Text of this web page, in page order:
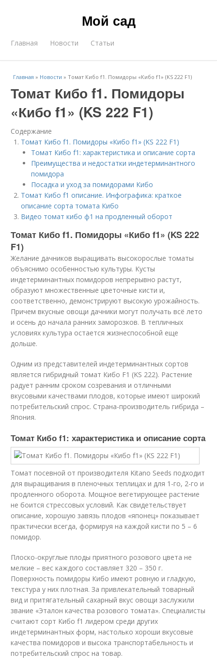
Мой сад
Главная Новости Статьи
Главная » Новости »Томат Кибо f1. Помидоры «Кибо f1» (KS 222 F1)
Томат Кибо f1. Помидоры
«Кибо f1» (KS 222 F1)
Содержание
Томат Кибо f1. Помидоры «Кибо f1» (KS 222 F1)
Томат Кибо f1: характеристика и описание сорта
Преимущества и недостатки индетерминантного
помидора
Посадка и уход за помидорами Кибо
Томат Кибо f1 описание. Инфографика: краткое
описание сорта томата Кибо
Видео томат кибо ф1 на продленный оборот
Томат Кибо f1. Помидоры «Кибо f1» (KS 222
F1)
Желание дачников выращивать высокорослые томаты
объяснимо особенностью культуры. Кусты
индетерминантных помидоров непрерывно растут,
образуют множественные цветочные кисти и,
соответственно, демонстрируют высокую урожайность.
Причем вкусные овощи дачники могут получать всё лето
и осень до начала ранних заморозков. В тепличных
условиях культура остается жизнеспособной еще
дольше.
Одним из представителей индетерминантных сортов
является гибридный томат Кибо F1 (KS 222). Растение
радует ранним сроком созревания и отличными
вкусовыми качествами плодов, которые имеют широкий
потребительский спрос. Страна-производитель гибрида –
Япония.
Томат Кибо f1: характеристика и описание сорта
Томат посевной от производителя Kitano Seeds подходит
для выращивания в пленочных теплицах и для 1-го, 2-го и
продленного оборота. Мощное вегетирующее растение
не боится стрессовых условий. Как свидетельствует
описание, хорошую завязь плодов «японец» показывает
практически всегда, формируя на каждой кисти по 5 – 6
помидор.
Плоско-округлые плоды приятного розового цвета не
мелкие – вес каждого составляет 320 – 350 г.
Поверхность помидоры Кибо имеют ровную и гладкую,
текстура у них плотная. За привлекательный товарный
вид и притягательный сахарный вкус овощи заслужили
звание «Эталон качества розового томата». Специалисты
считают сорт Кибо f1 лидером среди других
индетерминантных форм, настолько хороши вкусовые
качества помидоров и высока транспортабельность и
потребительский спрос на товар.